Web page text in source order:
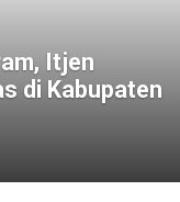
Itjen
di Kabupaten